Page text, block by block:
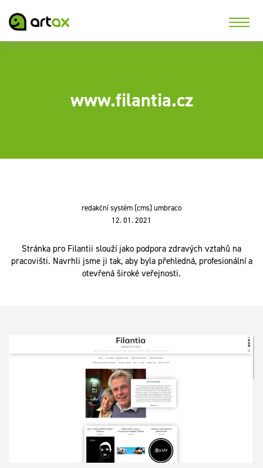
www.filantia.cz
redakční systém (cms) umbraco
12. 01. 2021
Stránka pro Filantii slouží jako podpora zdravých vztahů na
pracovišti. Navrhli jsme ji tak, aby byla přehledná, profesionální a
otevřená široké veřejnosti.